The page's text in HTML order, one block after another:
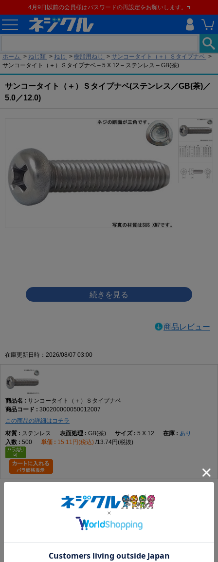
4月9日以前の会員様はパスワードの再設定をお願いします。
ホーム > ねじ類 > ねじ > 樹脂用ねじ > サンコータイト（＋）Ｓタイプナベ >
サンコータイト（＋）Ｓタイプナベ – 5 X 12 – ステンレス – GB(茶)
サンコータイト（＋）Ｓタイプナベ(ステンレス／GB(茶)／
5.0／12.0)
商品レビュー
在庫更新日時：2026/08/07 03:00
サンコータイト（＋）Ｓタイプナベ
300200000050012007
この商品の詳細はコチラ
ステンレス
GB(茶) 5 X 12
あり
500
15.11円(税込) 13.74円(税抜)
※カート内の在庫表示は、小箱在庫のみの表示になります。 ※下記リストは在
庫がある商品を表示しております。